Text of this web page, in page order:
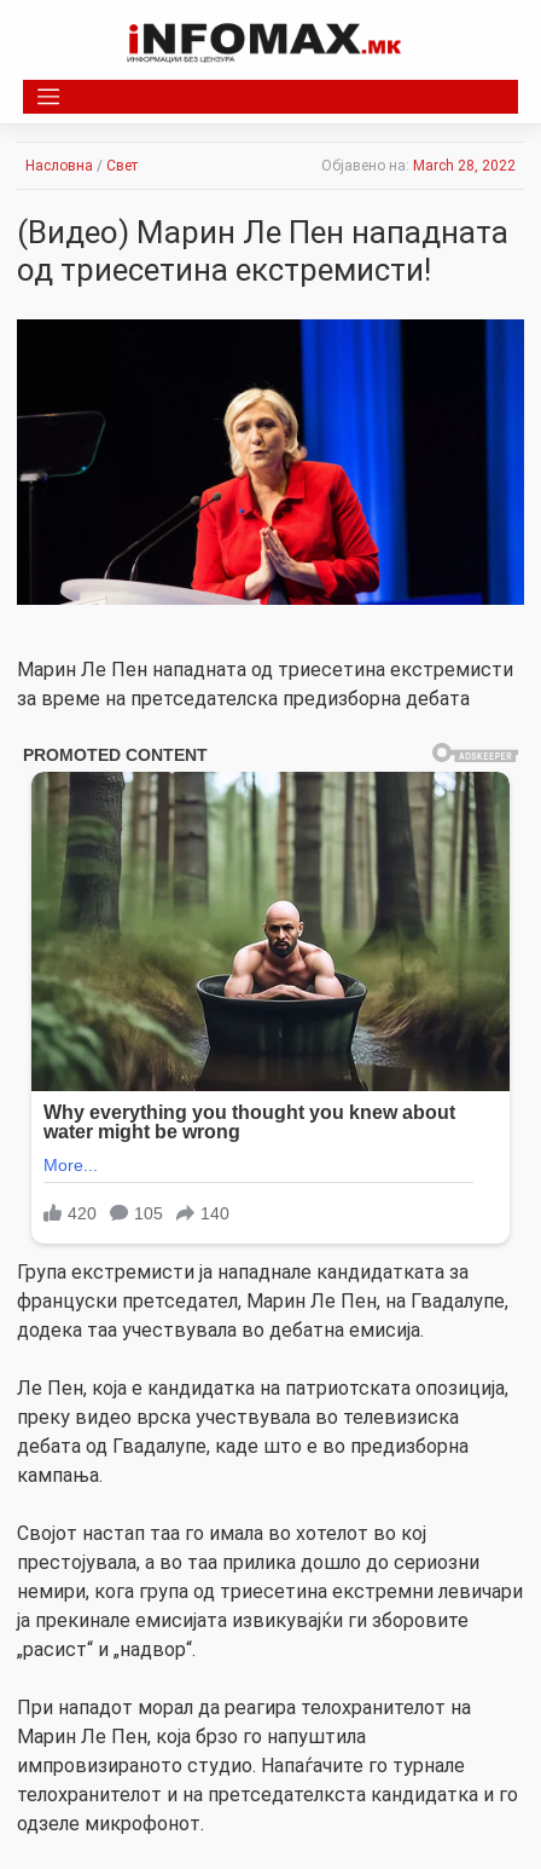
Насловна / Свет Објавено на: March 28, 2022
(Видео) Марин Ле Пен нападната
од триесетина екстремисти!
Марин Ле Пен нападната од триесетина екстремисти
за време на претседателска предизборна дебата
Група екстремисти ја нападнале кандидатката за
француски претседател, Марин Ле Пен, на Гвадалупе,
додека таа учествувала во дебатна емисија.
Ле Пен, која е кандидатка на патриотската опозиција,
преку видео врска учествувала во телевизиска
дебата од Гвадалупе, каде што е во предизборна
кампања.
Својот настап таа го имала во хотелот во кој
престојувала, а во таа прилика дошло до сериозни
немири, кога група од триесетина екстремни левичари
ја прекинале емисијата извикувајќи ги зборовите
„расист“ и „надвор“.
При нападот морал да реагира телохранителот на
Марин Ле Пен, која брзо го напуштила
импровизираното студио. Напаѓачите го турнале
телохранителот и на претседателкста кандидатка и го
одзеле микрофонот.